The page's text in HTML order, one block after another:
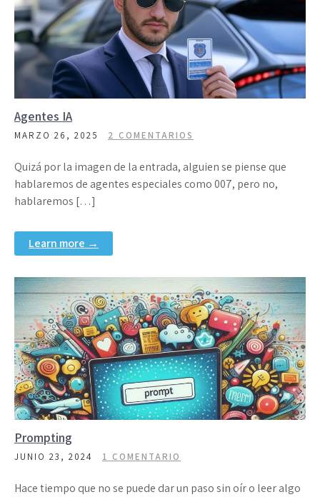
Agentes IA
MARZO 26, 2025 2 COMENTARIOS
Quizá por la imagen de la entrada, alguien se piense que
hablaremos de agentes especiales como 007, pero no,
hablaremos […]
Learn more →
Prompting
JUNIO 23, 2024 1 COMENTARIO
Hace tiempo que no se puede dar un paso sin oír o leer algo